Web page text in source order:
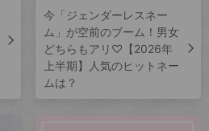
今「ジェンダーレスネー
ム」が空前のブーム！男女
どちらもアリ♡【2026年
上半期】人気のヒットネー
ムは？